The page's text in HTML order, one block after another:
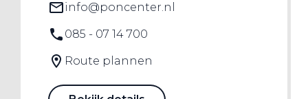
info@poncenter.nl
085 - 07 14 700
Route plannen